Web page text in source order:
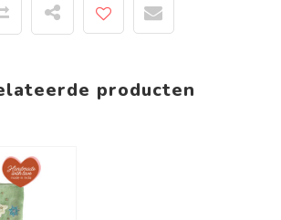
producten